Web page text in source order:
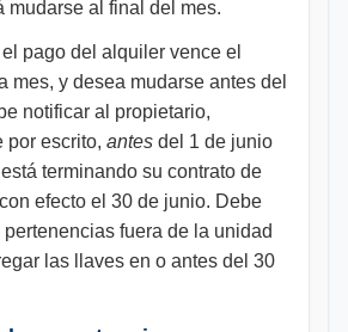
mudarse al final del mes.
pago del alquiler vence el
mes, y desea mudarse antes del
notificar al propietario,
por escrito, antes del 1 de junio
terminando su contrato de
efecto el 30 de junio. Debe
fuera de la unidad
las llaves en o antes del 30